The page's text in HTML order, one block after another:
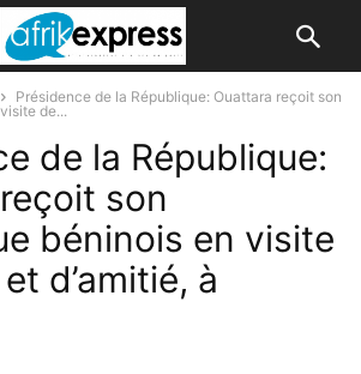
Présidence de la République: Ouattara reçoit son
de...
de la République:
son
béninois en visite
d’amitié, à